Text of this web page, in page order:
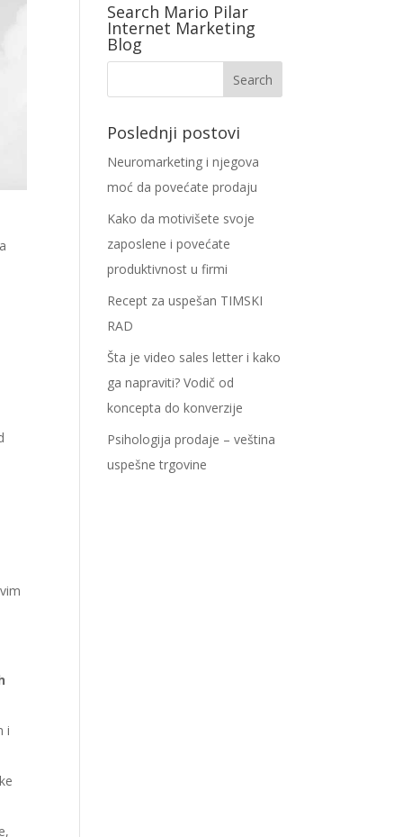
i
Search Mario Pilar
Internet Marketing
Blog
Poslednji postovi
Neuromarketing i njegova
moć da povećate prodaju
Kako da motivišete svoje
zaposlene i povećate
produktivnost u firmi
Recept za uspešan TIMSKI
RAD
Šta je video sales letter i kako
ga napraviti? Vodič od
koncepta do konverzije
Psihologija prodaje – veština
uspešne trgovine